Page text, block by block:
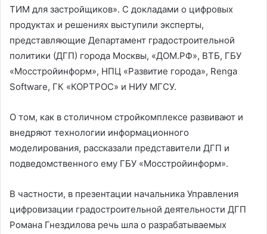
ТИМ для застройщиков». С докладами о цифровых
продуктах и решениях выступили эксперты,
представляющие Департамент градостроительной
политики (ДГП) города Москвы, «ДОМ.РФ», ВТБ, ГБУ
«Мосстройинформ», НПЦ «Развитие города», Renga
Software, ГК «КОРТРОС» и НИУ МГСУ.
О том, как в столичном стройкомплексе развивают и
внедряют технологии информационного
моделирования, рассказали представители ДГП и
подведомственного ему ГБУ «Мосстройинформ».
В частности, в презентации начальника Управления
цифровизации градостроительной деятельности ДГП
Романа Гнездилова речь шла о разрабатываемых